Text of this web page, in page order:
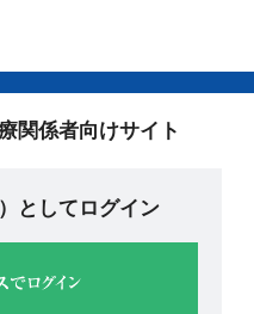
関係者向けサイト
としてログイン